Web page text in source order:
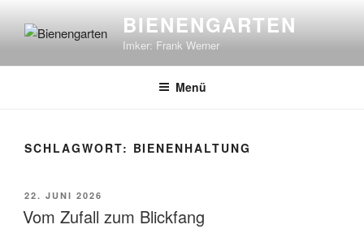
Inhalt
BIENENGARTEN
Imker: Frank Werner
Menü
SCHLAGWORT: BIENENHALTUNG
VERÖFFENTLICHT
AM
22. JUNI 2026
Vom Zufall zum Blickfang